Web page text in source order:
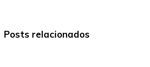
Posts relacionados